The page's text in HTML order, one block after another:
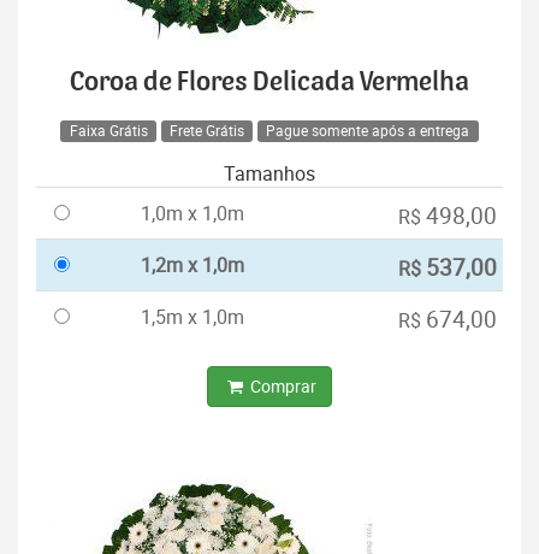
Coroa de Flores Delicada Vermelha
Faixa Grátis Frete Grátis Pague somente após a entrega
Tamanhos
1,0m x 1,0m
R$ 498,00
1,2m x 1,0m R$ 537,00
1,5m x 1,0m R$ 674,00
Comprar